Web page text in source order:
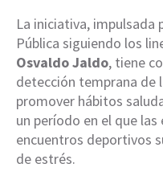
La iniciativa, impulsada
Pública siguiendo los
Osvaldo Jaldo, tiene
detección temprana de
promover hábitos
un período en el que
encuentros deportivos
de estrés.